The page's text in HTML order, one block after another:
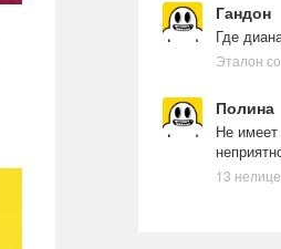
Гандон
Где
Полина
Не